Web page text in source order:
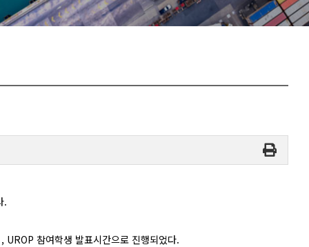
.
참여학생 발표시간으로 진행되었다.